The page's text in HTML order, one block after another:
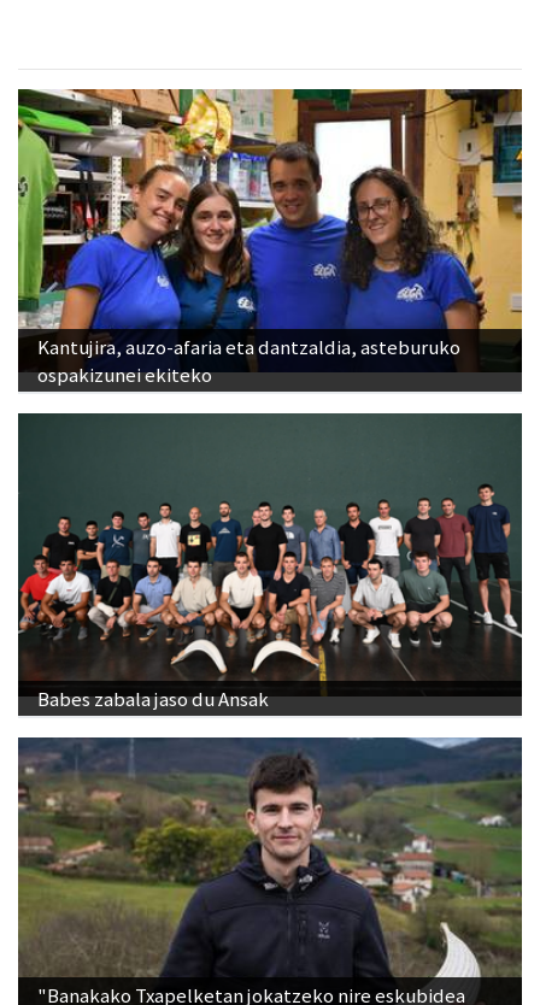
Kantujira, auzo-afaria eta dantzaldia, asteburuko
ospakizunei ekiteko
Babes zabala jaso du Ansak
"Banakako Txapelketan jokatzeko nire eskubidea